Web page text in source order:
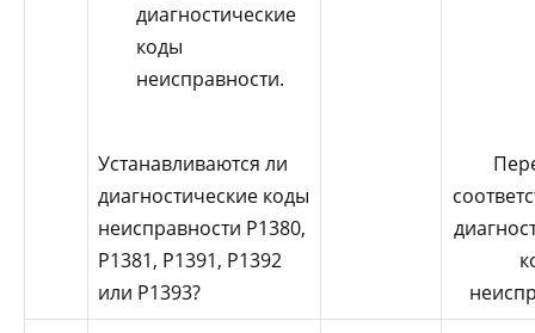
диагностические
коды
неисправности.
Устанавливаются ли
диагностические коды
неисправности Р1380,
Р1381, Р1391, Р1392
или Р1393?